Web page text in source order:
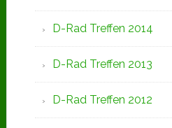
D-Rad Treffen 2014
D-Rad Treffen 2013
D-Rad Treffen 2012